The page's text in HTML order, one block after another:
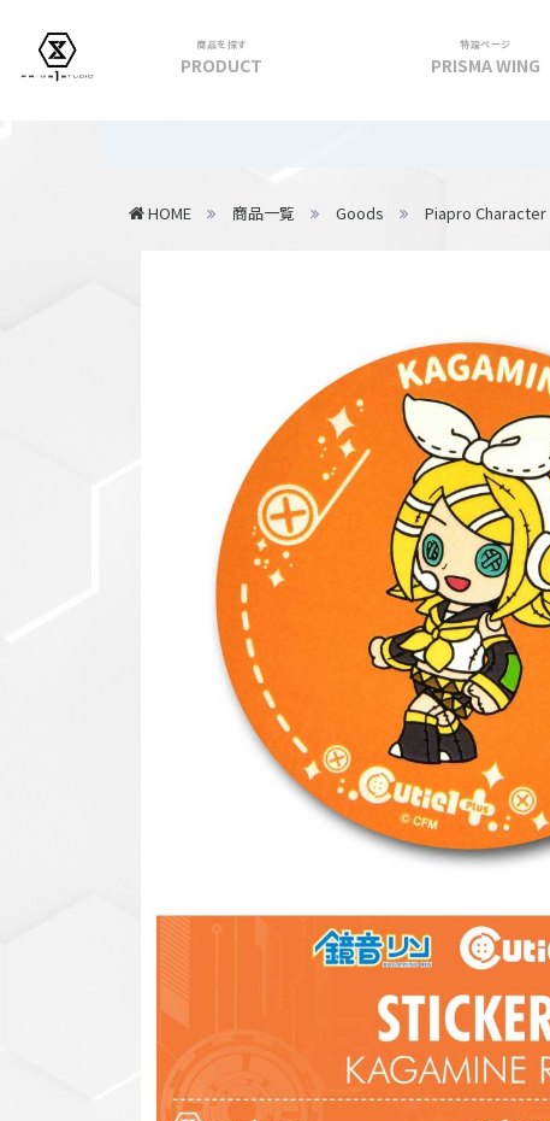
商品を探す
PRODUCT
PRIME 1 STATUE
VIEW ALL...
VIEW ALL...
特設ページ
PRISMA WING
【重要】
HOME 商品一覧 Goods Piapro Character